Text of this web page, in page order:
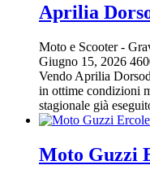
Aprilia
Moto e Scooter-
Giugno 15, 2026
Vendo Aprilia
in ottime condizioni
stagionale già
Moto Guzzi